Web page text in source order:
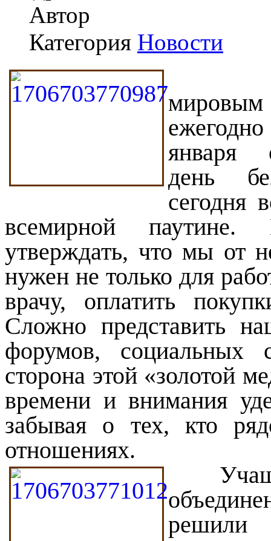
Автор
Категория Новости
января
день
сегодня
всемирной паутине.
утверждать, что мы от
нужен не только для
врачу, оплатить
Сложно представить
форумов, социальных
сторона этой «золотой
времени и внимания
забывая о тех, кто
отношениях.